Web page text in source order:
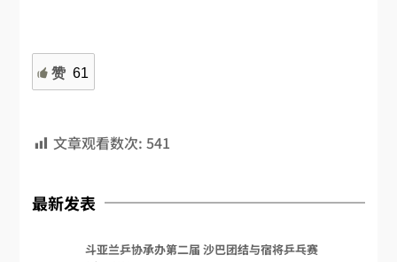
赞 61
文章观看数次: 541
最新发表
斗亚兰乒协承办第二届 沙巴团结与宿将乒乓赛